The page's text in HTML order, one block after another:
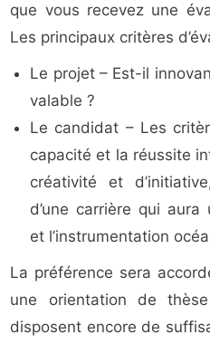
que vous recevez une
Les principaux critères
Le projet – Est-il
valable ?
Le candidat – Les
capacité et la réussite
créativité et
d’une carrière qui aura
et l’instrumentation
La préférence sera
une orientation de
disposent encore de